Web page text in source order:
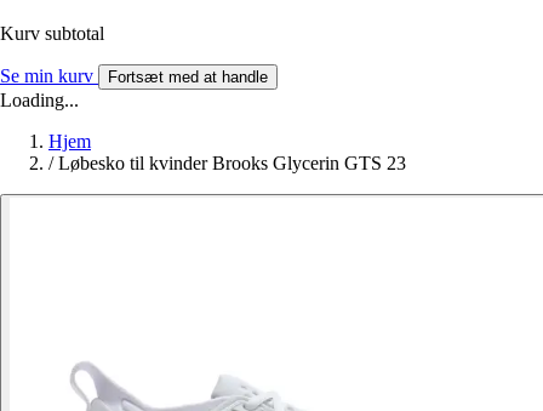
Kurv subtotal
Se min kurv Fortsæt med at handle
Loading...
Hjem
/ Løbesko til kvinder Brooks Glycerin GTS 23